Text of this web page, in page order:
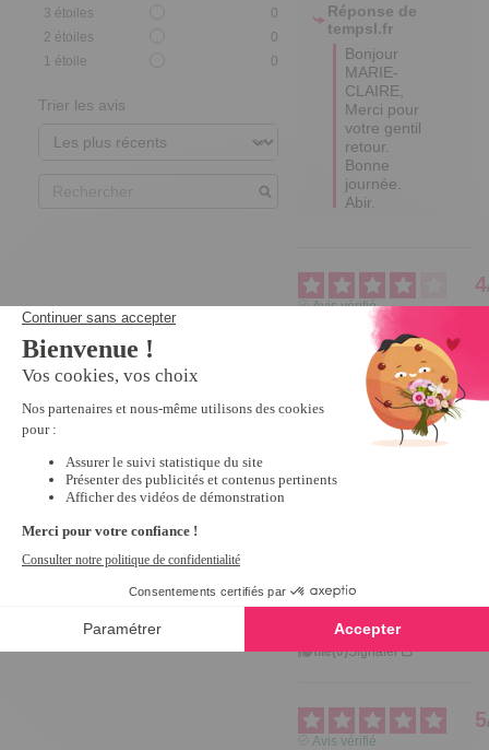
3 étoiles
0
2 étoiles
0
1 étoile 0
Trier les avis
Réponse de
tempsl.fr
Bonjour
MARIE-
CLAIRE,
Merci pour
votre gentil
retour.
Bonne
journée.
Abir.
4
Avis vérifié
pas encore essayer
17/02/2023
, suite à
une expérience du
par A.A.
Signaler
Avis du05/04/2022
une expérience du
Utile(0)Signaler
5
Avis vérifié